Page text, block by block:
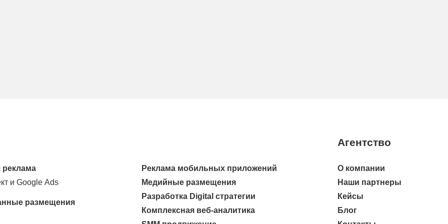
реклама
и Google Ads
размещения
Реклама мобильных приложений
Медийные размещения
Разработка Digital стратегии
Комплексная веб-аналитика
Агентство
О компании
Наши партнеры
Кейсы
Блог